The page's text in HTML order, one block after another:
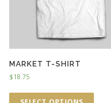
MARKET T-SHIRT
$18.75